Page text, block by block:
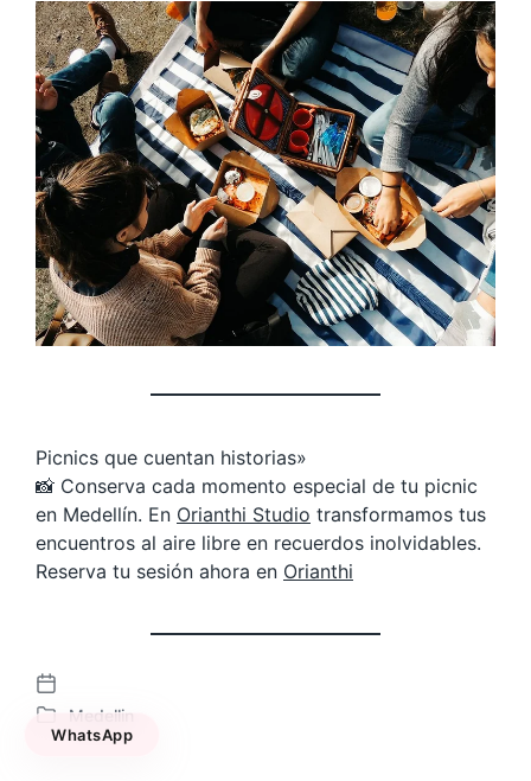
Picnics que cuentan historias»
📸 Conserva cada momento especial de tu picnic
en Medellín. En Orianthi Studio transformamos tus
encuentros al aire libre en recuerdos inolvidables.
Reserva tu sesión ahora en Orianthi
F
e
Medellin
WhatsApp